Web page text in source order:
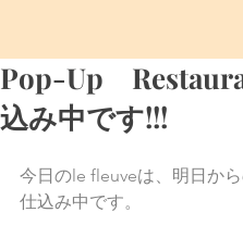
Pop-Up
込み中です!!!
今日のle fleuveは、明日か
仕込み中です。